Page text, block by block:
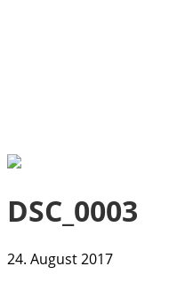
DSC_0003
24. August 2017